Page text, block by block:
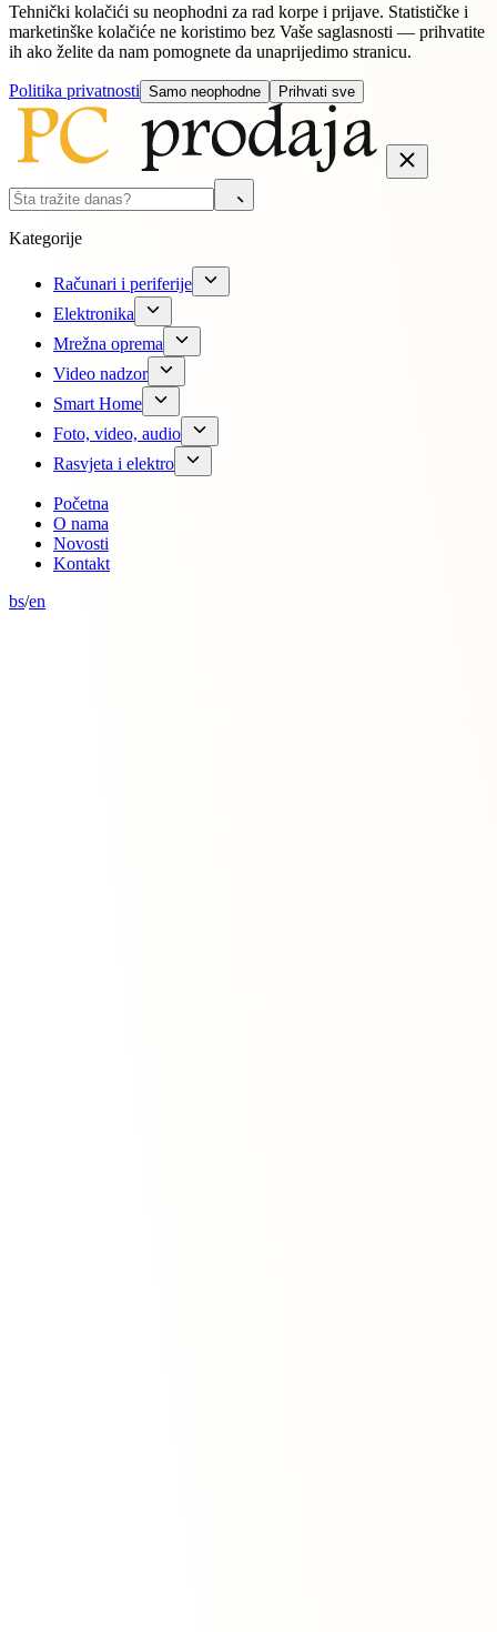
Tehnički kolačići su neophodni za rad korpe i prijave. Statističke i
marketinške kolačiće ne koristimo bez Vaše saglasnosti — prihvatite
ih ako želite da nam pomognete da unaprijedimo stranicu.
Politika privatnosti Samo neophodne Prihvati sve
Kategorije
Računari i periferije
Elektronika
Mrežna oprema
Video nadzor
Smart Home
Foto, video, audio
Rasvjeta i elektro
Početna
O nama
Novosti
Kontakt
bs/en